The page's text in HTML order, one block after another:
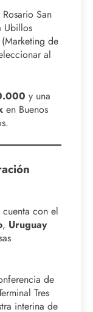
San
Ubillos
de
al
y una
en Buenos
con el
, Uruguay
de
Tres
interina de